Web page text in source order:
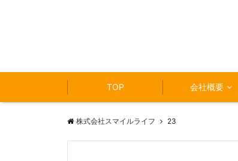
TOP 会社概要
株式会社スマイルライフ 23